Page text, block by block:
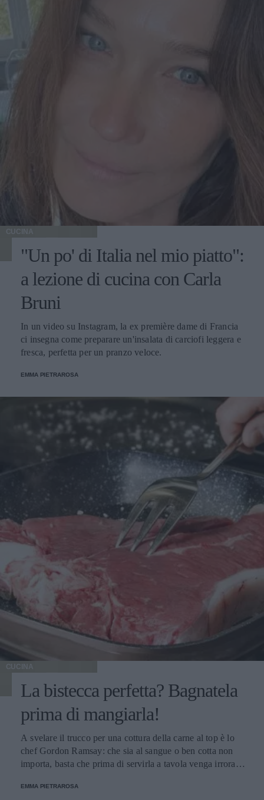
CUCINA
"Un po' di Italia nel mio piatto":
a lezione di cucina con Carla
Bruni
In un video su Instagram, la ex première dame di Francia
ci insegna come preparare un'insalata di carciofi leggera e
fresca, perfetta per un pranzo veloce.
EMMA PIETRAROSA
CUCINA
La bistecca perfetta? Bagnatela
prima di mangiarla!
A svelare il trucco per una cottura della carne al top è lo
chef Gordon Ramsay: che sia al sangue o ben cotta non
importa, basta che prima di servirla a tavola venga irrorata
EMMA PIETRAROSA